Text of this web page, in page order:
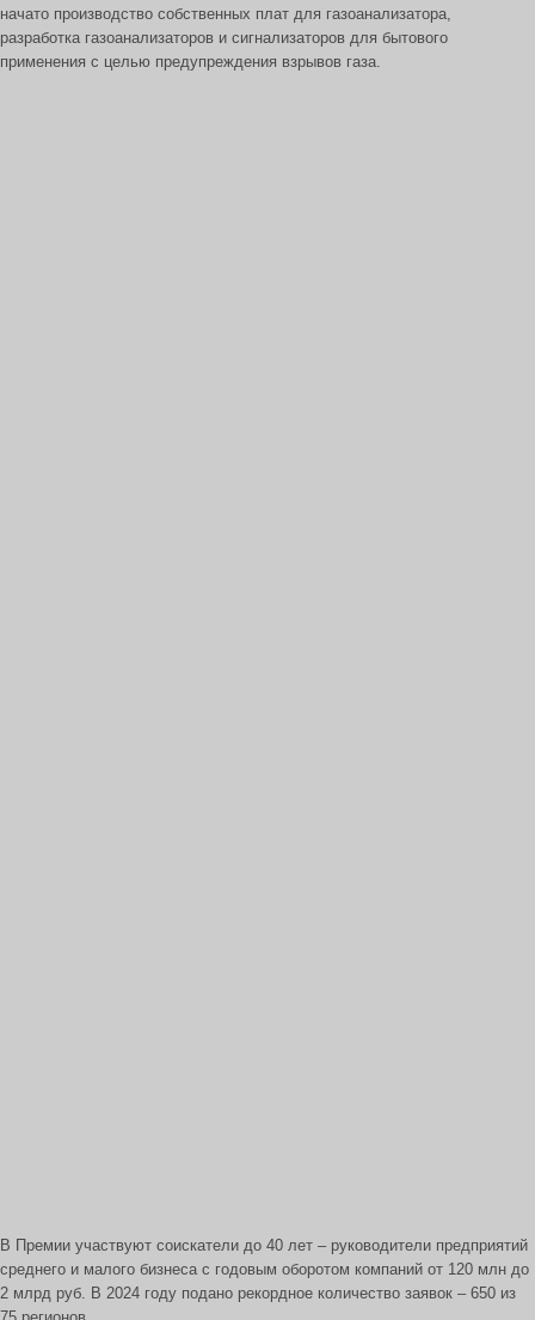
начато производство собственных плат для газоанализатора,
разработка газоанализаторов и сигнализаторов для бытового
применения с целью предупреждения взрывов газа.
В Премии участвуют соискатели до 40 лет – руководители предприятий
среднего и малого бизнеса с годовым оборотом компаний от 120 млн до
2 млрд руб. В 2024 году подано рекордное количество заявок – 650 из